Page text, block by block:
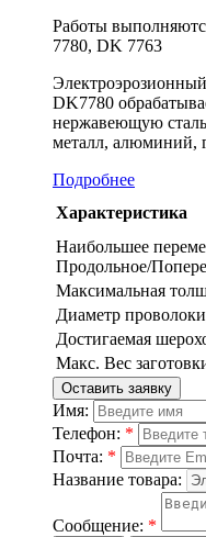
Работы
7780, DK 7763
DK7780
нержавеющую
металл, алюминий,
Подробнее
Характеристика
Наибольшее
Продольное/
Максимальная
Диаметр
Достигаемая
Макс. Вес
Оставить заявку
Имя:
Телефон: *
Почта: *
Название товара:
Сообщение: *